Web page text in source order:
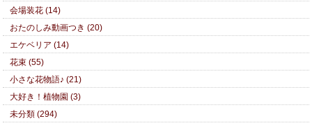
会場装花 (14)
おたのしみ動画つき (20)
エケベリア (14)
花束 (55)
小さな花物語♪ (21)
大好き！植物園 (3)
未分類 (294)